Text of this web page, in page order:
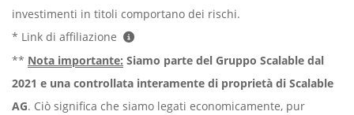
investimenti in titoli comportano dei rischi.
* Link di affiliazione
** Nota importante: Siamo parte del Gruppo Scalable dal
2021 e una controllata interamente di proprietà di Scalable
AG. Ciò significa che siamo legati economicamente, pur